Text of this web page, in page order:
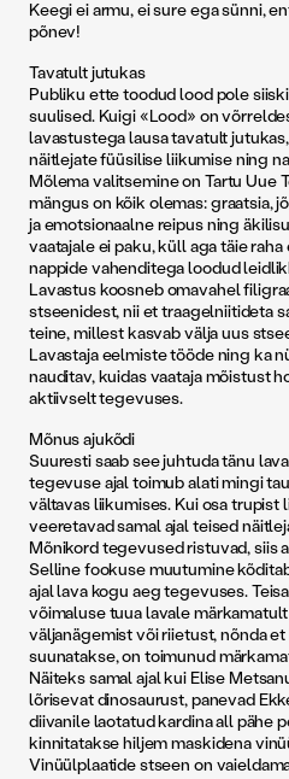
Keegi ei armu, ei sure ega sünni,
põnev!
Tavatult jutukas
Publiku ette toodud lood pole
suulised. Kuigi «Lood» on
lavastustega lausa tavatult
näitlejate füüsilise liikumise ning
Mõlema valitsemine on Tartu Uue
mängus on kõik olemas: graatsia,
ja emotsionaalne reipus ning
vaatajale ei paku, küll aga täie
nappide vahenditega loodud
Lavastus koosneb omavahel
stseenidest, nii et traagelniitideta
teine, millest kasvab välja uus
Lavastaja eelmiste tööde ning ka
nauditav, kuidas vaataja mõistust
aktiivselt tegevuses.
Mõnus ajukõdi
Suuresti saab see juhtuda tänu
tegevuse ajal toimub alati mingi
vältavas liikumises. Kui osa trupist
veeretavad samal ajal teised
Mõnikord tegevused ristuvad, siis
Selline fookuse muutumine
ajal lava kogu aeg tegevuses.
võimaluse tuua lavale
väljanägemist või riietust, nõnda
suunatakse, on toimunud
Näiteks samal ajal kui Elise
lõrisevat dinosaurust, panevad
diivanile laotatud kardina all pähe
kinnitatakse hiljem maskidena
Vinüülplaatide stseen on